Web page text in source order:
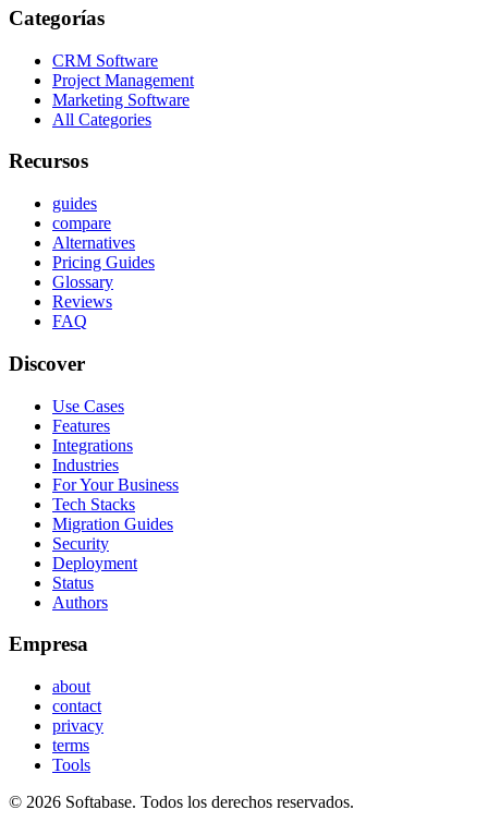
Categorías
CRM Software
Project Management
Marketing Software
All Categories
Recursos
guides
compare
Alternatives
Pricing Guides
Glossary
Reviews
FAQ
Discover
Use Cases
Features
Integrations
Industries
For Your Business
Tech Stacks
Migration Guides
Security
Deployment
Status
Authors
Empresa
about
contact
privacy
terms
Tools
© 2026 Softabase. Todos los derechos reservados.